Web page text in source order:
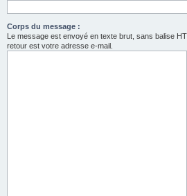
Corps du message :
Le message est envoyé en texte brut, sans balise
retour est votre adresse e-mail.